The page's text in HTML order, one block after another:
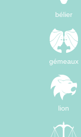
bélier
gémeaux
lion